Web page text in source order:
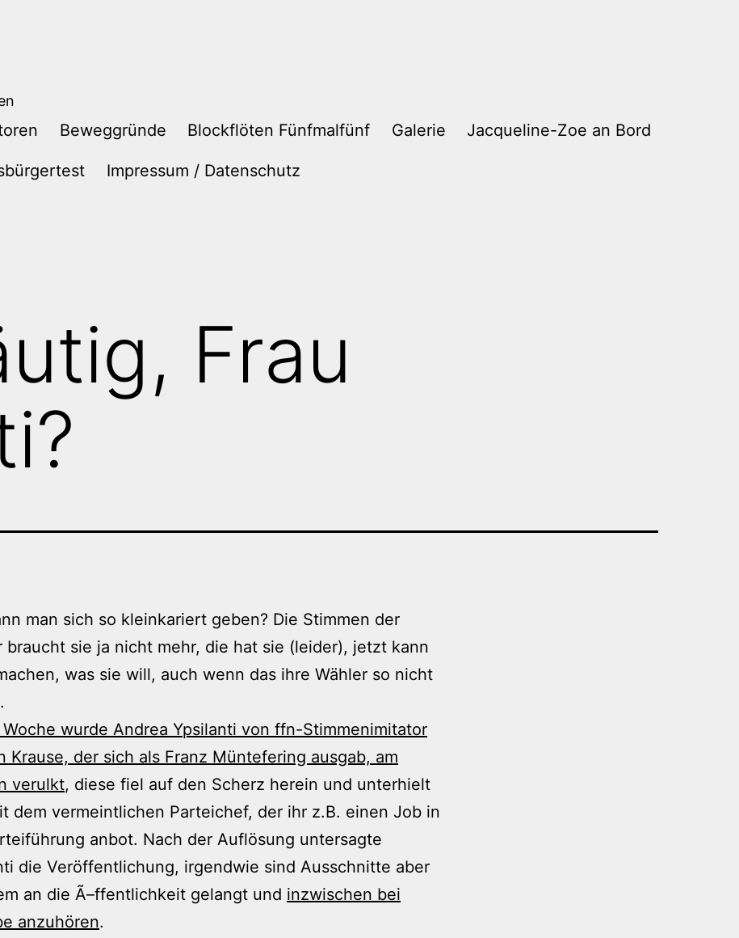
Beweggründe Blockflöten Fünfmalfünf Galerie Jacqueline-Zoe an Bord
Impressum / Datenschutz
Frau
man sich so kleinkariert geben? Die Stimmen der
braucht sie ja nicht mehr, die hat sie (leider), jetzt kann
was sie will, auch wenn das ihre Wähler so nicht
wurde Andrea Ypsilanti von ffn-Stimmenimitator
Krause, der sich als Franz Müntefering ausgab, am
verulkt, diese fiel auf den Scherz herein und unterhielt
dem vermeintlichen Parteichef, der ihr z.B. einen Job in
anbot. Nach der Auflösung untersagte
die Veröffentlichung, irgendwie sind Ausschnitte aber
an die Ã–ffentlichkeit gelangt und inzwischen bei
anzuhören.